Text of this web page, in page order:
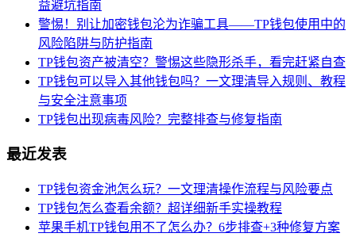
益避坑指南
警惕！别让加密钱包沦为诈骗工具——TP钱包使用中的
风险陷阱与防护指南
TP钱包资产被清空？警惕这些隐形杀手，看完赶紧自查
TP钱包可以导入其他钱包吗？一文理清导入规则、教程
与安全注意事项
TP钱包出现病毒风险？完整排查与修复指南
最近发表
TP钱包资金池怎么玩？一文理清操作流程与风险要点
TP钱包怎么查看余额？超详细新手实操教程
苹果手机TP钱包用不了怎么办？6步排查+3种修复方案